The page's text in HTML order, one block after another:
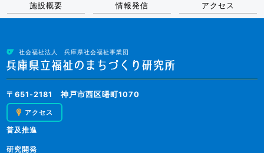
施設概要
情報発信 アクセス
社会福祉法人 兵庫県社会福祉事業団
〒651-2181 神戸市西区曙町1070
アクセス
普及推進
研究開発